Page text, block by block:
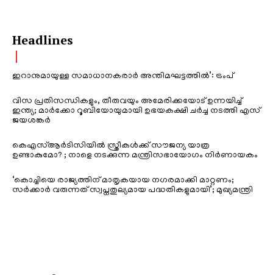
Headlines
ഇറാനുമായുള്ള സമാധാനകരാർ അന്തിമഘട്ടത്തിൽ‌’: ട്രംപ്
വിസ പ്രതിസന്ധികളും, തീരുവയും അമേരിക്കയോട് ഉന്നയിച്ച്
ഇന്ത്യ; മാർക്കോ റൂബിയോയുമായി ഉഭയകക്ഷി ചർച്ച നടത്തി എസ്
ജയശങ്കർ
കെഎസ്ആർടിസിയിൽ സ്ത്രീകൾക്ക് സൗജന്യ യാത്ര
ഉണ്ടാകുമോ? ; നാളെ നടക്കുന്ന മന്ത്രിസഭായോഗം നിർണായകം
‘കൊച്ചിയെ രാജ്യത്തിന് മാതൃകയായ നഗരമാക്കി മാറ്റണം;
സർക്കാർ വരുന്നത് സ്വപ്നതുല്യമായ പദ്ധതികളുമായി’; മുഖ്യമന്ത്രി